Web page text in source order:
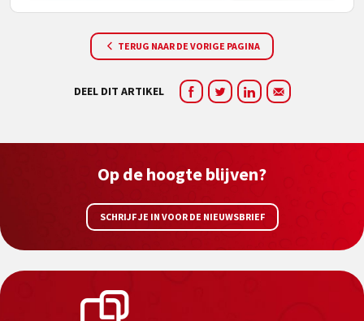
TERUG NAAR DE VORIGE PAGINA
DEEL DIT ARTIKEL
Op de hoogte blijven?
SCHRIJF JE IN VOOR DE NIEUWSBRIEF